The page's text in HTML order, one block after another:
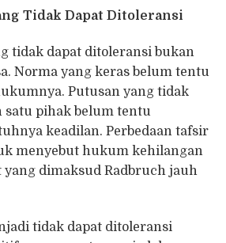
Tidak Dapat Ditoleransi
tidak dapat ditoleransi bukan
Norma yang keras belum tentu
Putusan yang tidak
satu pihak belum tentu
keadilan. Perbedaan tafsir
menyebut hukum kehilangan
yang dimaksud Radbruch jauh
tidak dapat ditoleransi